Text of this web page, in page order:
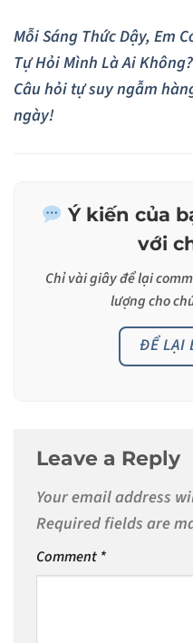
Mỗi Sáng Thức Dậy, Em
Tự Hỏi Mình Là Ai Không?
Câu hỏi tự suy ngẫm
ngày!
Ý kiến của
với
Chỉ vài giây để lại
lượng cho
ĐỂ LẠI
Leave a Reply
Your email address
Required fields are
Comment *